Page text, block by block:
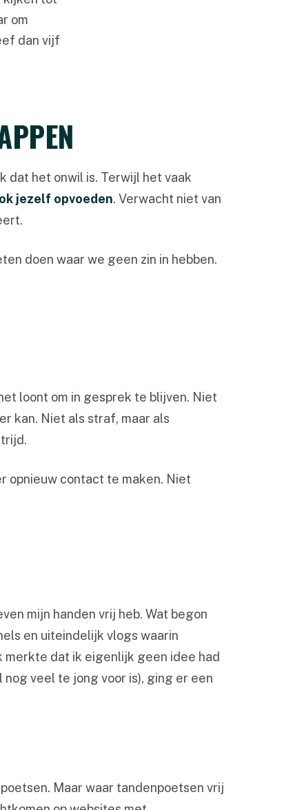
om
dan vijf
dat het onwil is. Terwijl het vaak
jezelf opvoeden. Verwacht niet van
doen waar we geen zin in hebben.
loont om in gesprek te blijven. Niet
kan. Niet als straf, maar als
opnieuw contact te maken. Niet
mijn handen vrij heb. Wat begon
en uiteindelijk vlogs waarin
merkte dat ik eigenlijk geen idee had
veel te jong voor is), ging er een
Maar waar tandenpoetsen vrij